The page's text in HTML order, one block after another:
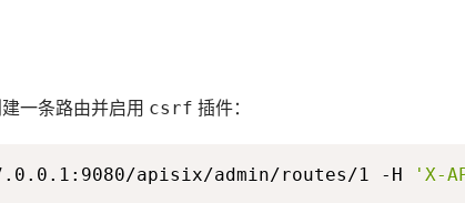
一条路由并启用 csrf 插件：
apisix/admin/routes/1 -H 'X-